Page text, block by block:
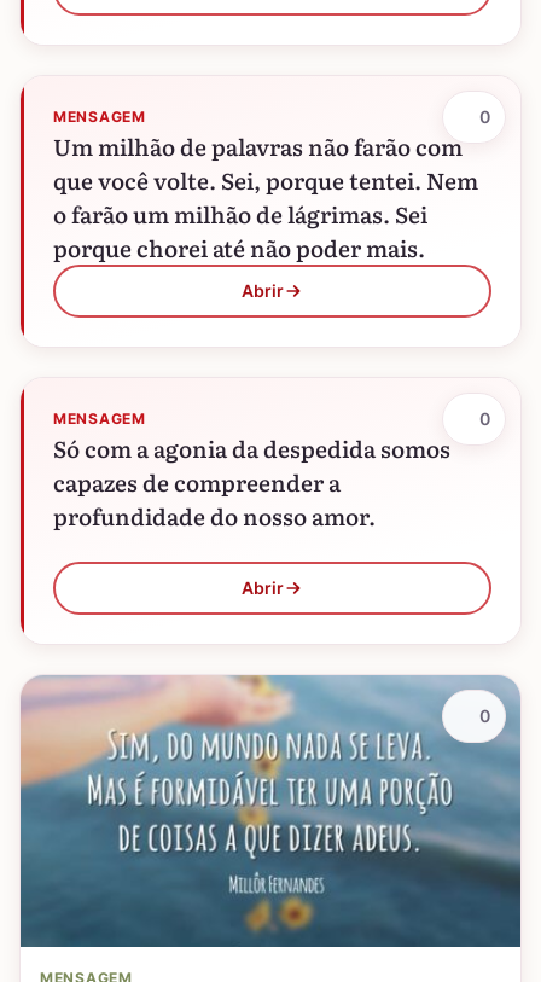
MENSAGEM
Um milhão de palavras não farão com
que você volte. Sei, porque tentei. Nem
o farão um milhão de lágrimas. Sei
porque chorei até não poder mais.
Abrir
0
MENSAGEM
Só com a agonia da despedida somos
capazes de compreender a
profundidade do nosso amor.
Abrir
0
MENSAGEM
0